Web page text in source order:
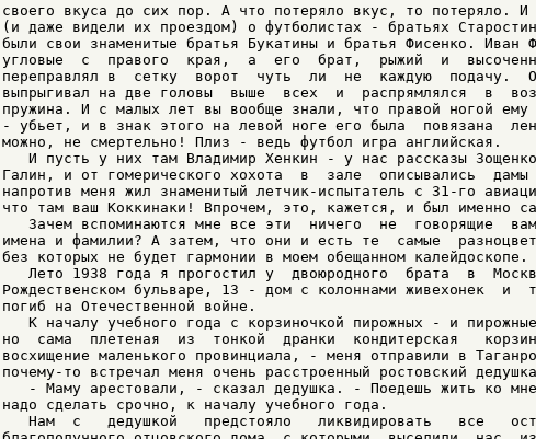
своего вкуса до сих пор. А что потеряло вкус, то потеряло. И
(и даже видели их проездом) о футболистах - братьях
были свои знаменитые братья Букатины и братья Фисенко. Иван
угловые  с  правого  края,  а  его  брат,  рыжий  и
переправлял в  сетку  ворот  чуть  ли  не  каждую  подачу.
выпрыгивал на две головы  выше  всех  и  распрямлялся  в
пружина. И с малых лет вы вообще знали, что правой ногой ему
- убьет, и в знак этого на левой ноге его была  повязана
можно, не смертельно! Плиз - ведь футбол игра английская.
И пусть у них там Владимир Хенкин - у нас рассказы
Галин, и от гомерического хохота  в  зале  описывались
напротив меня жил знаменитый летчик-испытатель с 31-го
что там ваш Коккинаки! Впрочем, это, кажется, и был именно
Зачем вспоминаются мне все эти  ничего  не  говорящие
имена и фамилии? А затем, что они и есть те  самые
без которых не будет гармонии в моем обещанном калейдоскопе.
Лето 1938 года я прогостил у  двоюродного  брата  в
Рождественском бульваре, 13 - дом с колоннами живехонек  и
погиб на Отечественной войне.
К началу учебного года с корзиночкой пирожных - и
но  сама  плетеная  из  тонкой  дранки  кондитерская
восхищение маленького провинциала, - меня отправили в
почему-то встречал меня очень расстроенный ростовский
- Маму арестовали, - сказал дедушка. - Поедешь жить ко
надо сделать срочно, к началу учебного года.
Нам  с   дедушкой   предстояло   ликвидировать   все